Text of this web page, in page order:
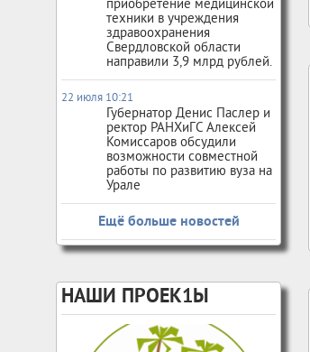
приобретение медицинской
техники в учреждения
здравоохранения
Свердловской области
направили 3,9 млрд рублей.
22 июля 10:21
Губернатор Денис Паслер и
ректор РАНХиГС Алексей
Комиссаров обсудили
возможности совместной
работы по развитию вуза на
Урале
Ещё больше новостей
НАШИ ПРОЕК1Ы